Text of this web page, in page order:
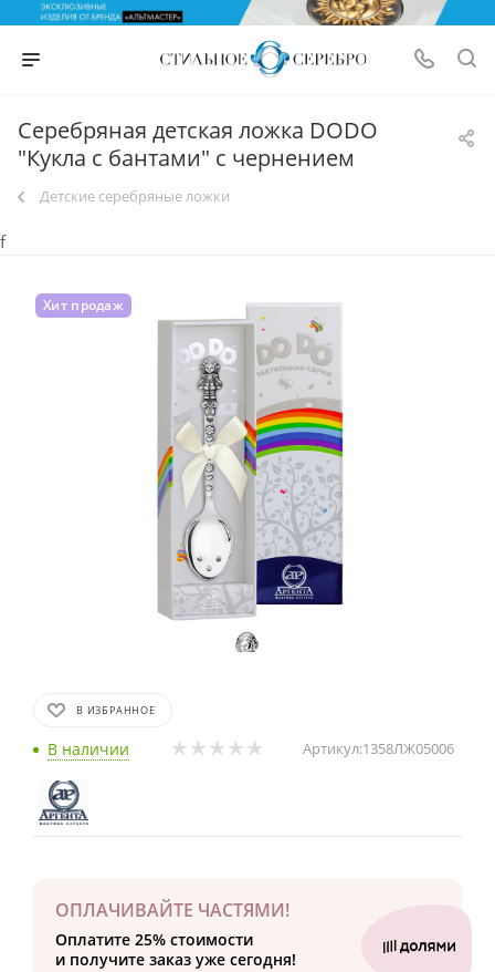
Серебряная детская ложка DODO
"Кукла с бантами" с чернением
Детские серебряные ложки
f
Хит продаж
В ИЗБРАННОЕ
В наличии Артикул:1358ЛЖ05006
ОПЛАЧИВАЙТЕ ЧАСТЯМИ!
Оплатите 25% стоимости
и получите заказ уже сегодня!